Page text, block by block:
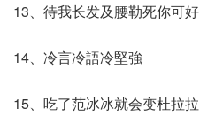
13、待我长发及腰勒死你可好
14、冷言冷語冷堅強
15、吃了范冰冰就会变杜拉拉